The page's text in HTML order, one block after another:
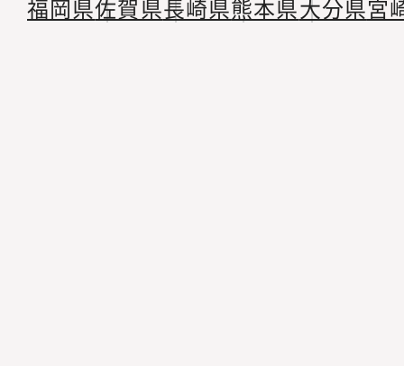
福岡県佐賀県長崎県熊本県大分県宮